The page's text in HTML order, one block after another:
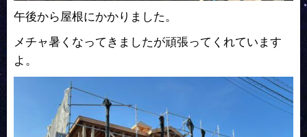
午後から屋根にかかりました。
メチャ暑くなってきましたが頑張ってくれています
よ。